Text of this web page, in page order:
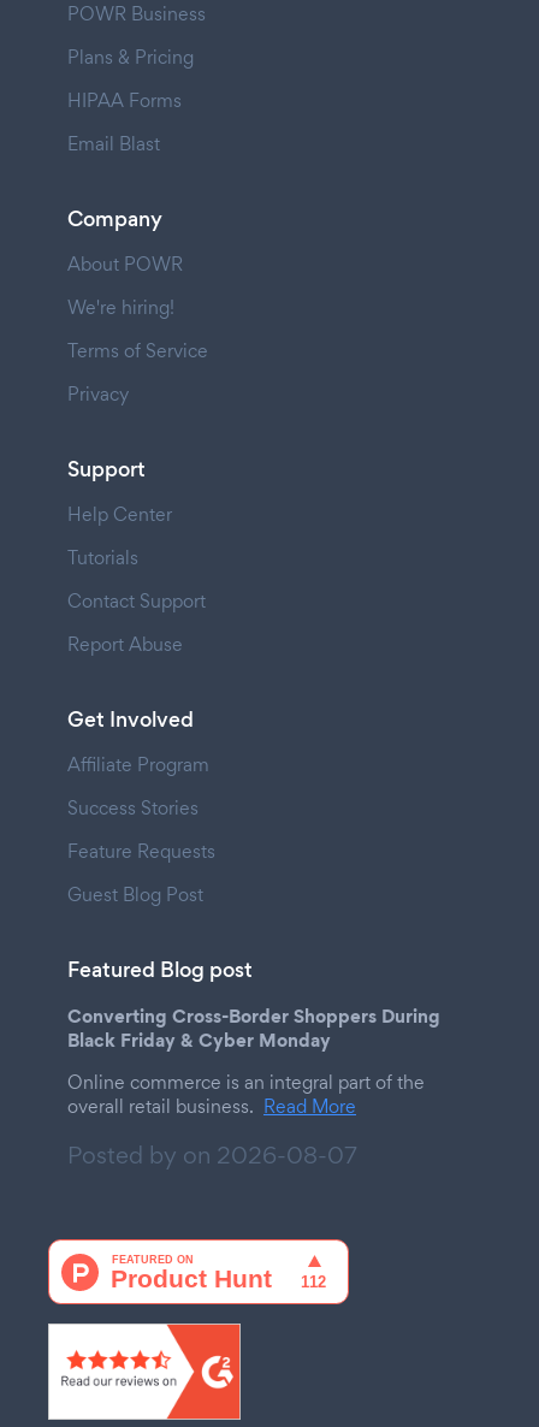
POWR Business
Plans & Pricing
HIPAA Forms
Email Blast
Company
About POWR
We're hiring!
Terms of Service
Privacy
Support
Help Center
Tutorials
Contact Support
Report Abuse
Get Involved
Affiliate Program
Success Stories
Feature Requests
Guest Blog Post
Featured Blog post
Converting Cross-Border Shoppers During
Black Friday & Cyber Monday
Online commerce is an integral part of the
overall retail business. Read More
Posted by on 2026-08-07